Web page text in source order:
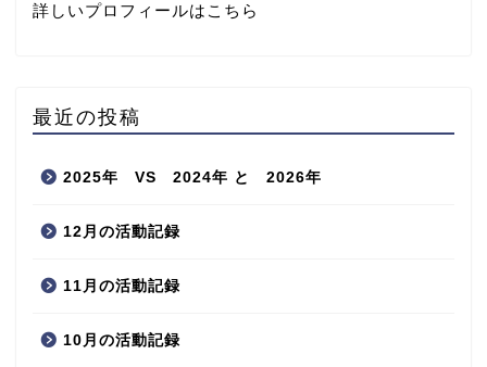
詳しいプロフィールはこちら
最近の投稿
2025年 VS 2024年 と 2026年
12月の活動記録
11月の活動記録
10月の活動記録